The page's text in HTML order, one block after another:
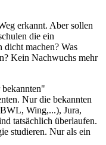
erkannt. Aber sollen
die ein
dicht machen? Was
Kein Nachwuchs mehr
Nur die bekannten
Wing,...), Jura,
tatsächlich überlaufen.
studieren. Nur als ein